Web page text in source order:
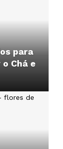
para
Chá e